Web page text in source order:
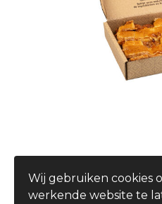
Brievenbus
vanaf € 12,96
Wij gebruiken cookies
werkende website te